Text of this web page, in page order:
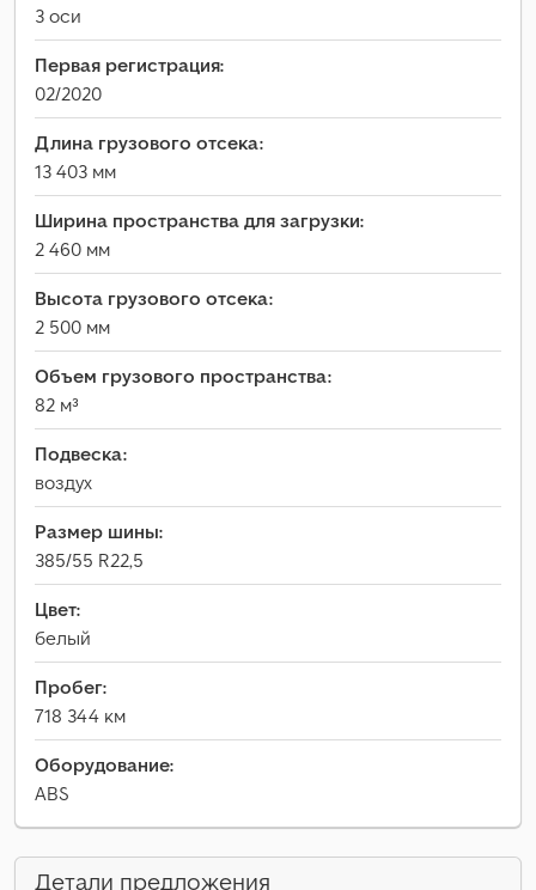
3 оси
Первая регистрация:
02/2020
Длина грузового отсека:
13 403 мм
Ширина пространства для загрузки:
2 460 мм
Высота грузового отсека:
2 500 мм
Объем грузового пространства:
82 м³
Подвеска:
воздух
Размер шины:
385/55 R22,5
Цвет:
белый
Пробег:
718 344 км
Оборудование:
ABS
Детали предложения